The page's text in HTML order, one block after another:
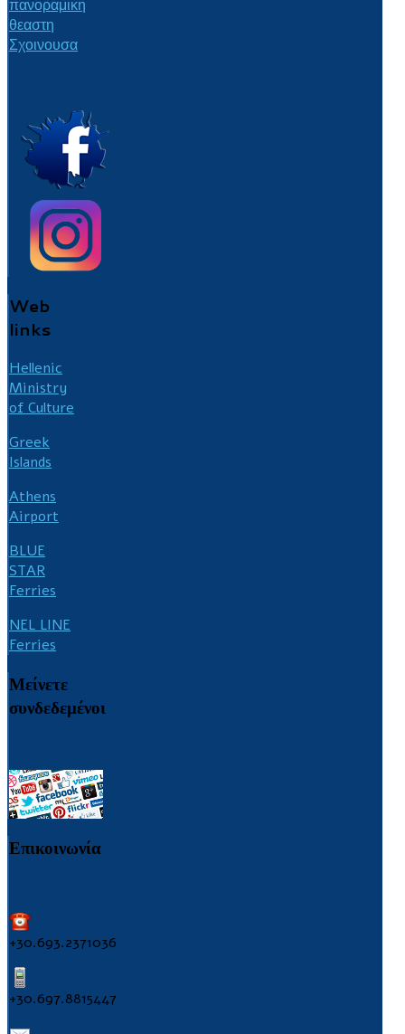
Web
links
Hellenic
Ministry
of Culture
Greek
Islands
Athens
Airport
BLUE
STAR
Ferries
NEL LINE
Ferries
Μείνετε
συνδεδεμένοι
Επικοινωνία
+30.693.2371036
+30.697.8815447